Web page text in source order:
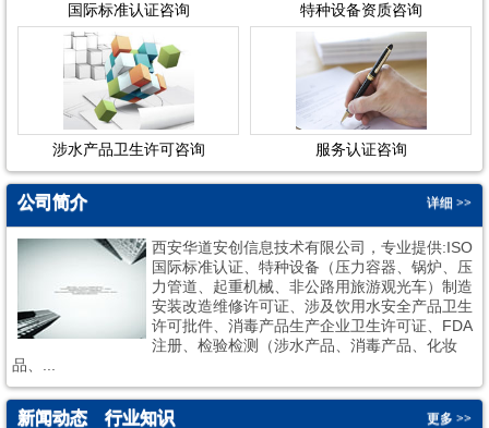
2
国际标准认证咨询 特种设备资质咨询
涉水产品卫生许可咨询 服务认证咨询
公司简介 详细 >>
西安华道安创信息技术有限公司，专业提供:ISO
国际标准认证、特种设备（压力容器、锅炉、压
力管道、起重机械、非公路用旅游观光车）制造
安装改造维修许可证、涉及饮用水安全产品卫生
许可批件、消毒产品生产企业卫生许可证、FDA
注册、检验检测（涉水产品、消毒产品、化妆
品、...
新闻动态 行业知识 更多 >>